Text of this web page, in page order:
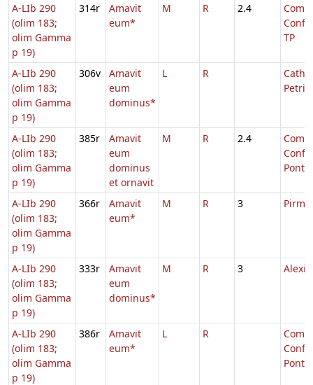
A-LIb 290
(olim 183;
olim Gamma
p 19)
314r
Amavit
eum*
M R 2.4
TP
A-LIb 290
(olim 183;
olim Gamma
p 19)
306v
Amavit
eum
dominus*
L R
Petri
A-LIb 290
(olim 183;
olim Gamma
p 19)
385r
Amavit
eum
dominus
et ornavit
M R 2.4
A-LIb 290
(olim 183;
olim Gamma
p 19)
366r
Amavit
eum*
M R 3
A-LIb 290
(olim 183;
olim Gamma
p 19)
333r
Amavit
eum
dominus*
M R 3 Alexis
A-LIb 290
(olim 183;
olim Gamma
p 19)
386r
Amavit
eum*
L R